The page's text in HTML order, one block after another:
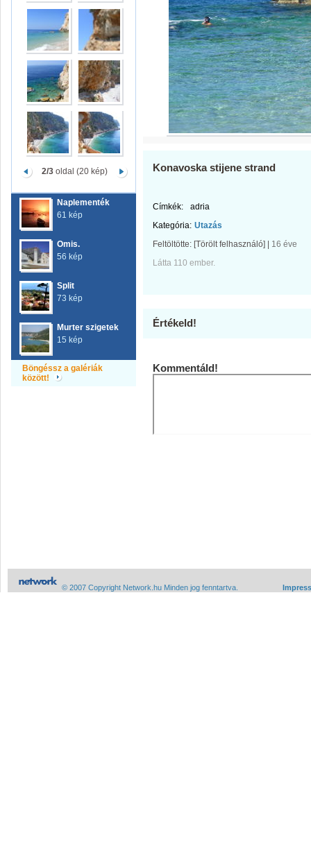
2/3oldal (20 kép)
Naplementék
61 kép
Omis.
56 kép
Split
73 kép
Murter szigetek
15 kép
Böngéssz a galériák
között!
Konavoska stijene strand
Címkék:
adria
Kategória: Utazás
Feltöltötte: [Törölt felhasználó]
16 éve
Látta 110 ember.
Értékeld!
Kommentáld!
© 2007 Copyright Network.hu Minden jog fenntartva.